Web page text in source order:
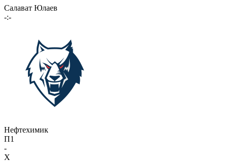
Салават Юлаев
-:-
Нефтехимик
П1
-
X